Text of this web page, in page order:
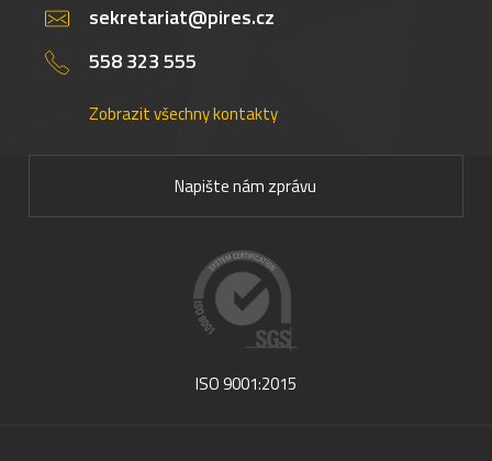
sekretariat@pires.cz
558 323 555
Zobrazit všechny kontakty
Napište nám zprávu
ISO 9001:2015